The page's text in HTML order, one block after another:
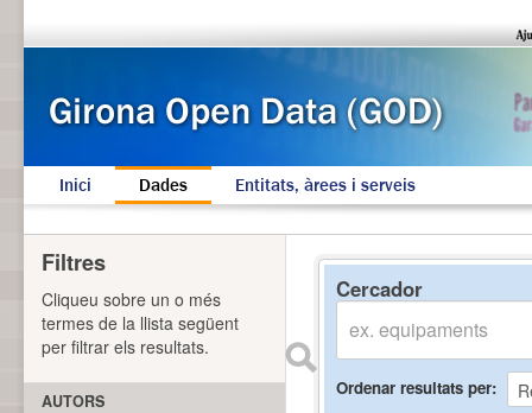
Inici Dades Entitats, àrees i serveis
Cercador
Ordenar resultats per
Filtres
Cliqueu sobre un o més
termes de la llista següent
per filtrar els resultats.
AUTORS